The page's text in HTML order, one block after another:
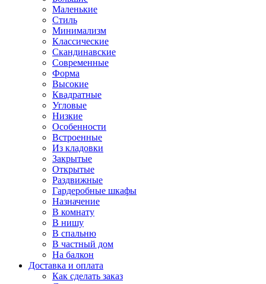
Маленькие
Стиль
Минимализм
Классические
Скандинавские
Современные
Форма
Высокие
Квадратные
Угловые
Низкие
Особенности
Встроенные
Из кладовки
Закрытые
Открытые
Раздвижные
Гардеробные шкафы
Назначение
В комнату
В нишу
В спальню
В частный дом
На балкон
Доставка и оплата
Как сделать заказ